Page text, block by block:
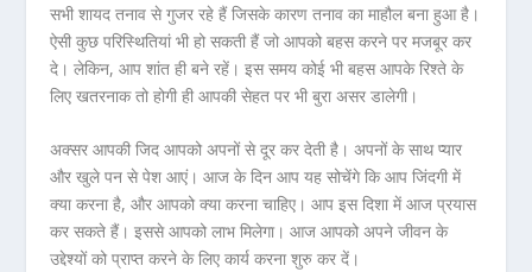
सभी शायद तनाव से गुजर रहे हैं जिसके कारण तनाव का माहौल बना हुआ है।
ऐसी कुछ परिस्थितियां भी हो सकती हैं जो आपको बहस करने पर मजबूर कर
दे। लेकिन, आप शांत ही बने रहें। इस समय कोई भी बहस आपके रिश्ते के
लिए खतरनाक तो होगी ही आपकी सेहत पर भी बुरा असर डालेगी।
अक्सर आपकी जिद आपको अपनों से दूर कर देती है। अपनों के साथ प्यार
और खुले पन से पेश आएं। आज के दिन आप यह सोचेंगे कि आप जिंदगी में
क्या करना है, और आपको क्या करना चाहिए। आप इस दिशा में आज प्रयास
कर सकते हैं। इससे आपको लाभ मिलेगा। आज आपको अपने जीवन के
उद्देश्यों को प्राप्त करने के लिए कार्य करना शुरु कर दें।